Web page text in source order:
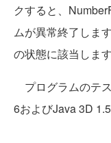
クすると、
ムが異常終了しま
の状態に該当します
プログラムのテ
6およびJava 3D